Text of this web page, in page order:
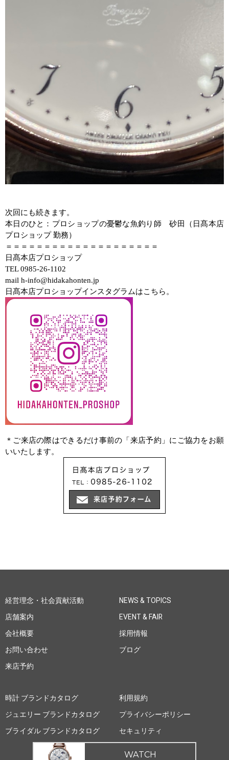
次回にも続きます。
本日のひと：プロショップの憂鬱な魚釣り師 砂田（日髙本店
プロショップ 勤務）
＝＝＝＝＝＝＝＝＝＝＝＝＝＝＝＝＝＝＝＝
日髙本店プロショップ
TEL 0985-26-1102
mail h-info@hidakahonten.jp
日髙本店プロショップインスタグラムはこちら。
＊ご来店の際はできるだけ事前の「来店予約」にご協力をお願
いいたします。
経営理念・社会貢献活動
店舗案内
会社概要
お問い合わせ
来店予約
NEWS & TOPICS
EVENT & FAIR
採用情報
ブログ
時計 ブランドカタログ
ジュエリー ブランドカタログ
ブライダル ブランドカタログ
利用規約
プライバシーポリシー
セキュリティ
WATCH